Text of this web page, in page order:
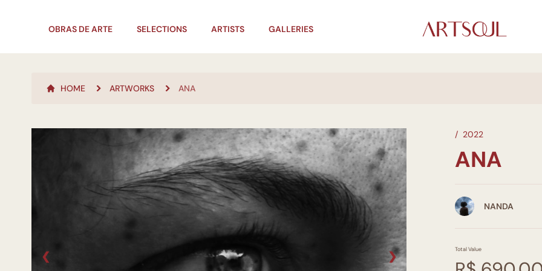
OBRAS DE ARTE SELECTIONS ARTISTS GALLERIES
HOME ARTWORKS ANA
❮ ❯
/ 2022
ANA
NANDA
Total Value